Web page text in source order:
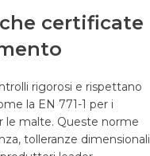
certificate
rigorosi e rispettano
la EN 771-1 per i
le malte. Queste norme
tolleranze dimensionali